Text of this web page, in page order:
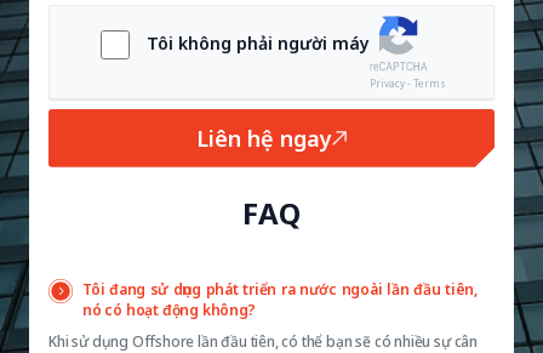
Tôi không phải người máy
Privacy - Terms
Liên hệ ngay
FAQ
Tôi đang sử dụng phát triển ra nước ngoài lần đầu tiên,
nó có hoạt động không?
Khi sử dụng Offshore lần đầu tiên, có thể bạn sẽ có nhiều sự cân